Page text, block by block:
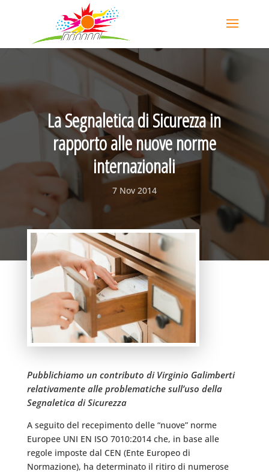
La Segnaletica di Sicurezza in
rapporto alle nuove norme
internazionali
7 Nov 2014
Pubblichiamo un contributo di Virginio Galimberti
relativamente alle problematiche sull’uso della
Segnaletica di Sicurezza
A seguito del recepimento delle “nuove” norme
Europee UNI EN ISO 7010:2014 che, in base alle
regole imposte dal CEN (Ente Europeo di
Normazione), ha determinato il ritiro di numerose